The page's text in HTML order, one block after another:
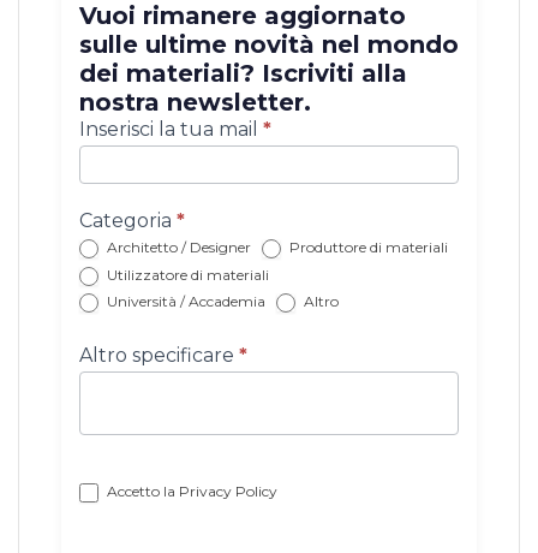
Vuoi rimanere aggiornato
sulle ultime novità nel mondo
dei materiali? Iscriviti alla
nostra newsletter.
Iscrizione
newsletter
con
categoria
Inserisci la tua mail *
Categoria *
Architetto / Designer
Produttore di materiali
Utilizzatore di materiali
Università / Accademia
Altro
Altro specificare *
Accetto la Privacy Policy